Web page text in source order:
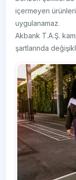
içermeyen
uygulanamaz.
Akbank T.A.Ş.
şartlarında